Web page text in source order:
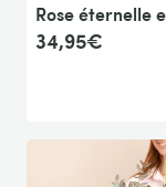
34,95€